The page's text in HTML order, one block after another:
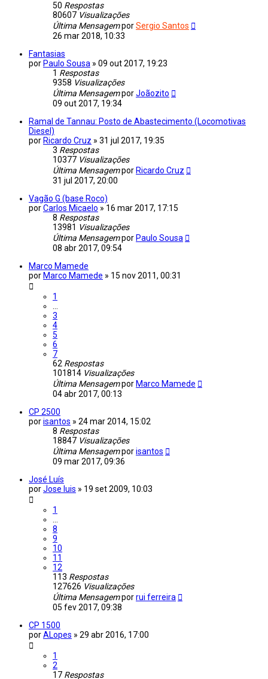
50 Respostas
80607 Visualizações
Última MensagemporSergio Santos
26 mar 2018, 10:33
Fantasias
por Paulo Sousa » 09 out 2017, 19:23
1 Respostas
9358 Visualizações
Última MensagemporJoãozito
09 out 2017, 19:34
Ramal de Tannau: Posto de Abastecimento (Locomotivas
Diesel)
por Ricardo Cruz » 31 jul 2017, 19:35
3 Respostas
10377 Visualizações
Última Mensagempor Ricardo Cruz
31 jul 2017, 20:00
Vagão G (base Roco)
porCarlos Micaelo » 16 mar 2017, 17:15
8 Respostas
13981 Visualizações
Última Mensagempor Paulo Sousa
08 abr 2017, 09:54
Marco Mamede
por Marco Mamede » 15 nov 2011, 00:31
1
3
4
5
6
7
62 Respostas
101814 Visualizações
Última Mensagempor Marco Mamede
04 abr 2017, 00:13
CP 2500
porisantos » 24 mar 2014, 15:02
8 Respostas
18847 Visualizações
Última Mensagemporisantos
09 mar 2017, 09:36
José Luís
porJose luis » 19 set 2009, 10:03
1
8
9
10
11
12
113 Respostas
127626 Visualizações
Última Mensagemporrui ferreira
05 fev 2017, 09:38
CP 1500
porALopes » 29 abr 2016, 17:00
1
2
17 Respostas